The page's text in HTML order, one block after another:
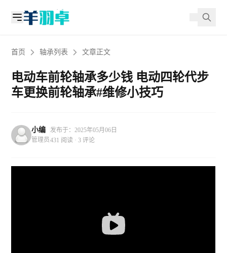
首页 轴承列表 文章正文
电动车前轮轴承多少钱 电动四轮代步
车更换前轮轴承#维修小技巧
小编
管理员
发布于：2025年05月06日
431 阅读 · 3 评论